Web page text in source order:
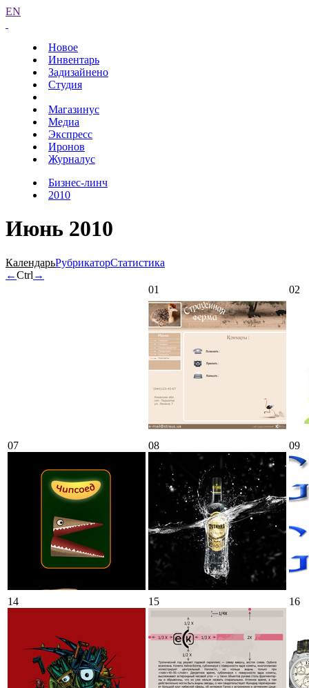
EN
Новое
Инвентарь
Задизайнено
Студия
Магазинус
Медиа
Экспресс
Иронов
Журналус
Бизнес-линч
2010
Июнь 2010
КалендарьРубрикаторСтатистика
←Ctrl →
01
02
07 08 09
14 15 16